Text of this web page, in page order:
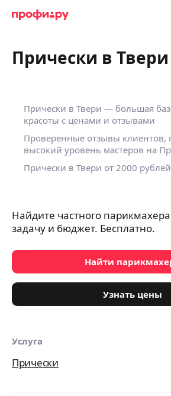
Прически в Твери
Прически в Твери — большая
красоты с ценами и отзывами
Проверенные отзывы
высокий уровень мастеров на
Прически в Твери от 2000
Найдите частного
задачу и бюджет. Бесплатно.
Найти
Узнать цены
Услуга
Прически